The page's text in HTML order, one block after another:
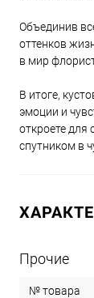
Объединив
оттенков
в мир
В итоге,
эмоции и
откроете
спутником в
Прочие
№ товара